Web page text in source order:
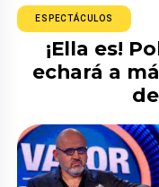
ESPECTÁCULOS
¡Ella es!
echará a